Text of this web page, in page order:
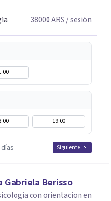
38000ARS / sesión
19:00
días Siguiente
Gabriela Berisso
con orientacion en